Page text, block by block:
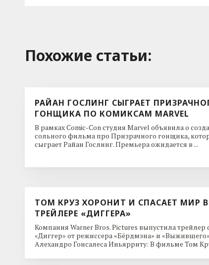
Похожие cтатьи:
РАЙАН ГОСЛИНГ СЫГРАЕТ
ГОНЩИКА ПО КОМИКСАМ MARVEL
В рамках Comic-Con студия Marvel объявила о
сольного фильма про Призрачного гонщика,
сыграет Райан Гослинг. Премьера ожидается в ...
ТОМ КРУЗ ХОРОНИТ И СПАСАЕТ МИР В
ТРЕЙЛЕРЕ «ДИГГЕРА»
Компания Warner Bros. Pictures выпустила
«Диггер» от режиссера «Бёрдмэна» и «Выжившего»
Алехандро Гонсалеса Иньярриту: В фильме Том